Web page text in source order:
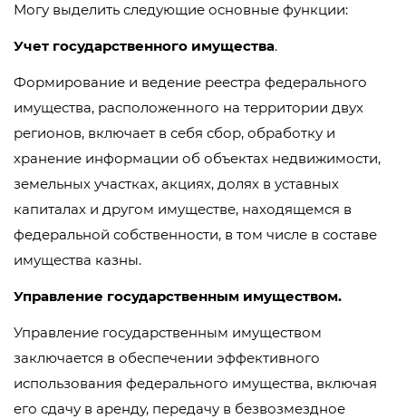
Могу выделить следующие основные функции:
Учет государственного имущества.
Формирование и ведение реестра федерального
имущества, расположенного на территории двух
регионов, включает в себя сбор, обработку и
хранение информации об объектах недвижимости,
земельных участках, акциях, долях в уставных
капиталах и другом имуществе, находящемся в
федеральной собственности, в том числе в составе
имущества казны.
Управление государственным имуществом.
Управление государственным имуществом
заключается в обеспечении эффективного
использования федерального имущества, включая
его сдачу в аренду, передачу в безвозмездное